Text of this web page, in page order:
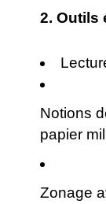
2.Outils
Notions
papier
Zonage